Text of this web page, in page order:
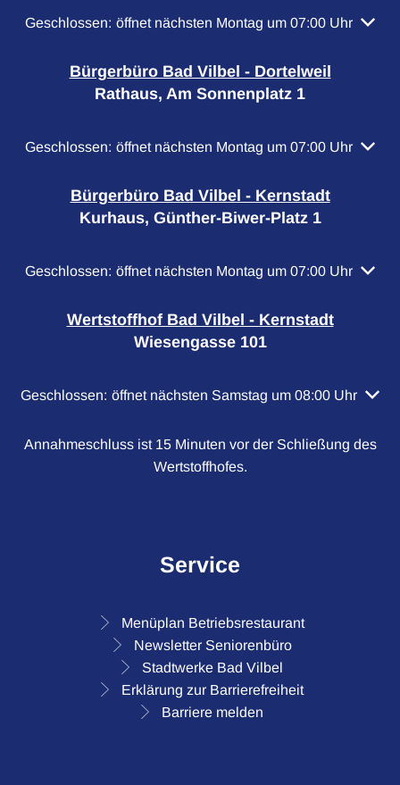
Klicken, um weitere Öffnungs- oder Schließzeiten
Geschlossen: öffnet nächsten Montag um 07:00 Uhr
Bürgerbüro Bad Vilbel - Dortelweil
Rathaus, Am Sonnenplatz 1
Klicken, um weitere Öffnungs- oder Schließzeiten
Geschlossen: öffnet nächsten Montag um 07:00 Uhr
Bürgerbüro Bad Vilbel - Kernstadt
Kurhaus, Günther-Biwer-Platz 1
Klicken, um weitere Öffnungs- oder Schließzeiten
Geschlossen: öffnet nächsten Montag um 07:00 Uhr
Wertstoffhof Bad Vilbel - Kernstadt
Wiesengasse 101
Klicken, um weitere Öffnungs- oder Schließzeiten
Geschlossen: öffnet nächsten Samstag um 08:00 Uhr
Annahmeschluss ist 15 Minuten vor der Schließung des
Wertstoffhofes.
Service
Menüplan Betriebsrestaurant
Newsletter Seniorenbüro
Stadtwerke Bad Vilbel
Erklärung zur Barrierefreiheit
Barriere melden